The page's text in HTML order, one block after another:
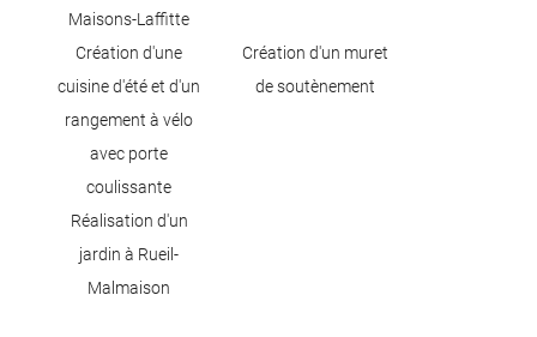
DES BUIS
PARTENAIRES
CONTACT
Maisons-Laffitte
Création d'une
cuisine d'été et d'un
rangement à vélo
avec porte
coulissante
Création d'un muret
de soutènement
Réalisation d'un
jardin à Rueil-
Malmaison